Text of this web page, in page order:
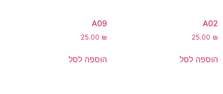
A02
25.00 ₪
הוספה לסל
A09
25.00 ₪
הוספה לסל